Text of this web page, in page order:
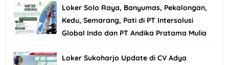
Loker Solo Raya, Banyumas, Pekalongan,
Kedu, Semarang, Pati di PT Intersolusi
Global Indo dan PT Andika Pratama Mulia
Loker Sukoharjo Update di CV Adya